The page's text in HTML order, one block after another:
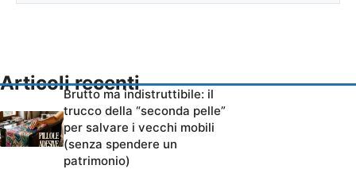
Articoli recenti
Brutto ma indistruttibile: il
trucco della “seconda pelle”
per salvare i vecchi mobili
(senza spendere un
patrimonio)